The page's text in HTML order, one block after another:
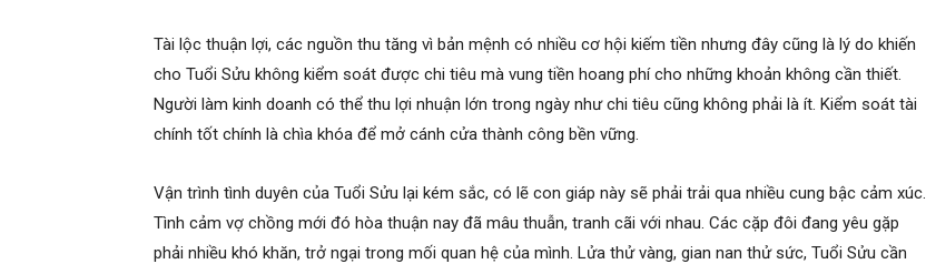
Tài lộc thuận lợi, các nguồn thu tăng vì bản mệnh có nhiều cơ hội kiếm tiền nhưng đây cũng là lý do khiến
cho Tuổi Sửu không kiểm soát được chi tiêu mà vung tiền hoang phí cho những khoản không cần thiết.
Người làm kinh doanh có thể thu lợi nhuận lớn trong ngày như chi tiêu cũng không phải là ít. Kiểm soát tài
chính tốt chính là chìa khóa để mở cánh cửa thành công bền vững.
Vận trình tình duyên của Tuổi Sửu lại kém sắc, có lẽ con giáp này sẽ phải trải qua nhiều cung bậc cảm xúc.
Tình cảm vợ chồng mới đó hòa thuận nay đã mâu thuẫn, tranh cãi với nhau. Các cặp đôi đang yêu gặp
phải nhiều khó khăn, trở ngại trong mối quan hệ của mình. Lửa thử vàng, gian nan thử sức, Tuổi Sửu cần